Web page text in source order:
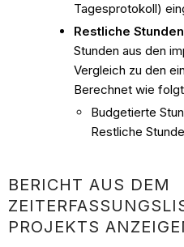
Tagesprotokoll)
Restliche
Stunden aus den
Vergleich zu den
Berechnet wie
Budgetierte
Restliche
BERICHT AUS DEM
PROJEKTS